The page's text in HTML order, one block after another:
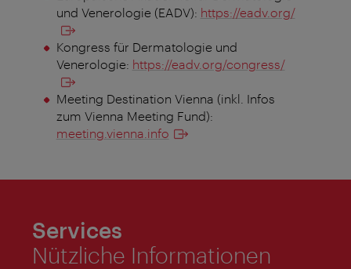
und Venerologie (EADV): https://eadv.org/
Kongress für Dermatologie und
Venerologie: https://eadv.org/congress/
Meeting Destination Vienna (inkl. Infos
zum Vienna Meeting Fund):
meeting.vienna.info
Services
Nützliche Informationen